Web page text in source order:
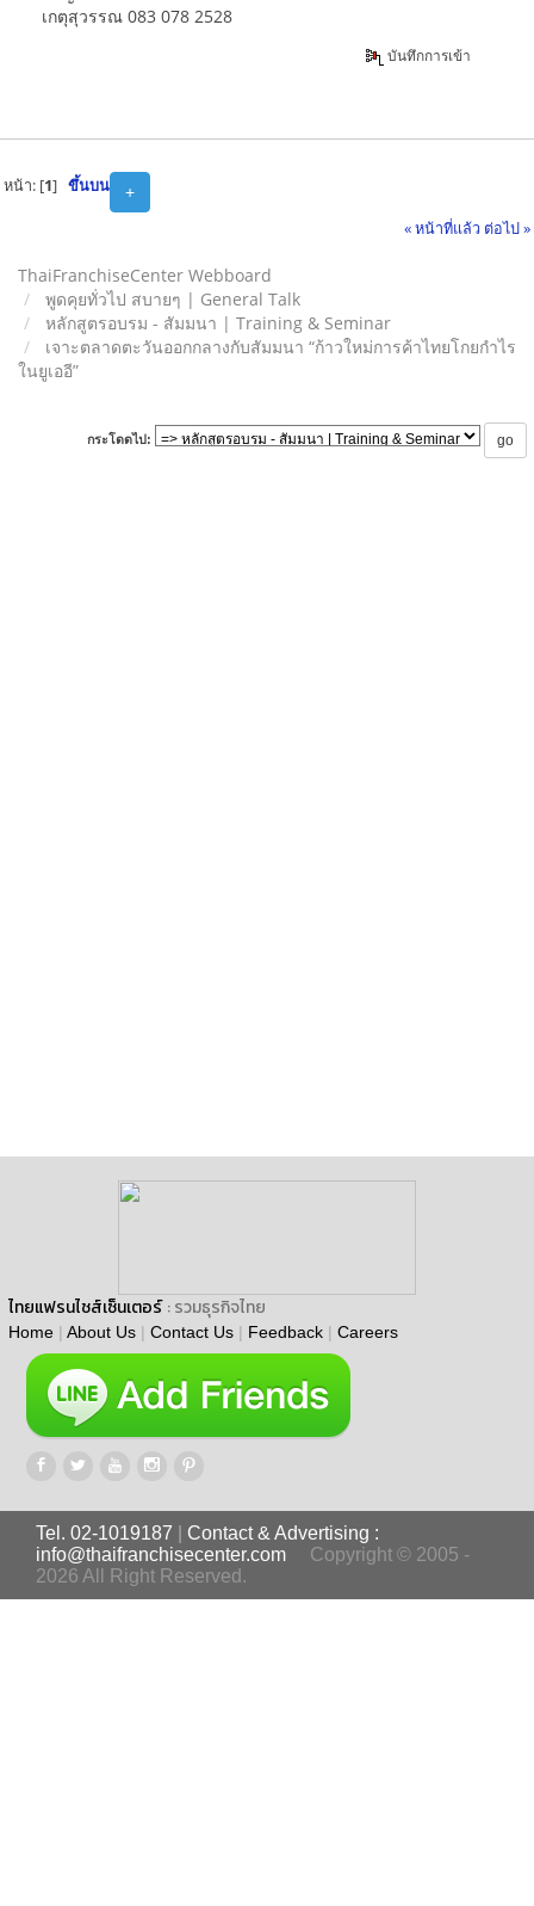
เกตุสุวรรณ 083 078 2528
บันทึกการเข้า
+
หน้า: [1] ขึ้นบน
« หน้าที่แล้ว ต่อไป »
ThaiFranchiseCenter Webboard
พูดคุยทั่วไป สบายๆ | General Talk
หลักสูตรอบรม - สัมมนา | Training & Seminar
เจาะตลาดตะวันออกกลางกับสัมมนา “ก้าวใหม่การค้าไทยโกยกำไร
ในยูเออี”
กระโดดไป:
ไทยแฟรนไชส์เซ็นเตอร์ : รวมธุรกิจไทย
Home | About Us | Contact Us | Feedback | Careers
Tel. 02-1019187
Contact & Advertising :
info@thaifranchisecenter.com
Copyright © 2005 -
2026 All Right Reserved.